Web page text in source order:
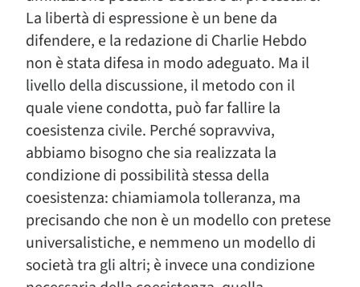
La libertà di espressione è un bene da
difendere, e la redazione di Charlie Hebdo
non è stata difesa in modo adeguato. Ma il
livello della discussione, il metodo con il
quale viene condotta, può far fallire la
coesistenza civile. Perché sopravviva,
abbiamo bisogno che sia realizzata la
condizione di possibilità stessa della
coesistenza: chiamiamola tolleranza, ma
precisando che non è un modello con pretese
universalistiche, e nemmeno un modello di
società tra gli altri; è invece una condizione